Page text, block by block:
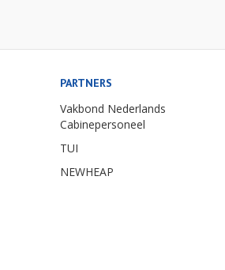
PARTNERS
Vakbond Nederlands
Cabinepersoneel
TUI
NEWHEAP